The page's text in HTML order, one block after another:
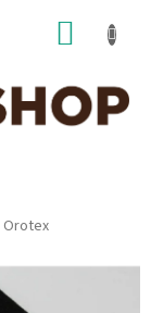
Orotex